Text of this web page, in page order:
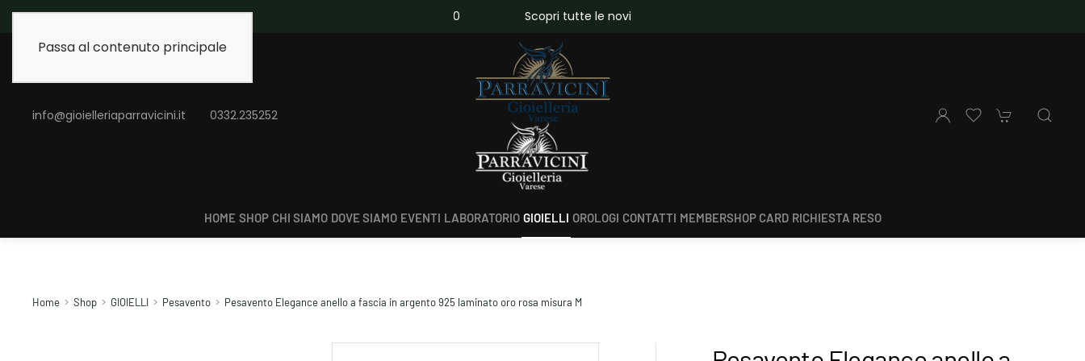
Passa al contenuto principale
Spedizione gratuita da €150,00 Scopri tutte le novità
info@gioielleriaparravicini.it 0332.235252
HOME SHOP CHI SIAMO DOVE SIAMO EVENTI LABORATORIO GIOIELLI OROLOGI CONTATTI MEMBERSHOP CARD RICHIESTA RESO
Home Shop GIOIELLI Pesavento Pesavento Elegance anello a fascia in argento 925 laminato oro rosa misura M